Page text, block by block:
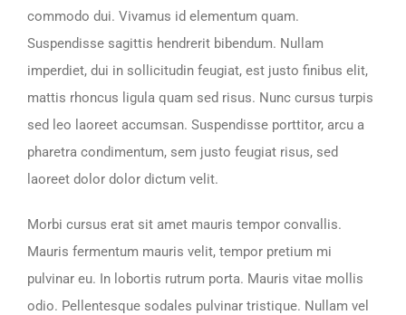
commodo dui. Vivamus id elementum quam.
Suspendisse sagittis hendrerit bibendum. Nullam
imperdiet, dui in sollicitudin feugiat, est justo finibus elit,
mattis rhoncus ligula quam sed risus. Nunc cursus turpis
sed leo laoreet accumsan. Suspendisse porttitor, arcu a
pharetra condimentum, sem justo feugiat risus, sed
laoreet dolor dolor dictum velit.
Morbi cursus erat sit amet mauris tempor convallis.
Mauris fermentum mauris velit, tempor pretium mi
pulvinar eu. In lobortis rutrum porta. Mauris vitae mollis
odio. Pellentesque sodales pulvinar tristique. Nullam vel